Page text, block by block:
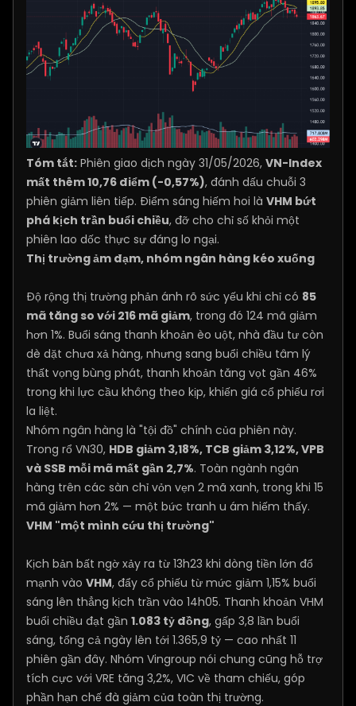
Tóm tắt: Phiên giao dịch ngày 31/05/2026, VN-Index
mất thêm 10,76 điểm (-0,57%), đánh dấu chuỗi 3
phiên giảm liên tiếp. Điểm sáng hiếm hoi là VHM bứt
phá kịch trần buổi chiều, đỡ cho chỉ số khỏi một
phiên lao dốc thực sự đáng lo ngại.
Thị trường ảm đạm, nhóm ngân hàng kéo xuống
Độ rộng thị trường phản ánh rõ sức yếu khi chỉ có 85
mã tăng so với 216 mã giảm, trong đó 124 mã giảm
hơn 1%. Buổi sáng thanh khoản èo uột, nhà đầu tư còn
dè dặt chưa xả hàng, nhưng sang buổi chiều tâm lý
thất vọng bùng phát, thanh khoản tăng vọt gần 46%
trong khi lực cầu không theo kịp, khiến giá cổ phiếu rơi
la liệt.
Nhóm ngân hàng là "tội đồ" chính của phiên này.
Trong rổ VN30, HDB giảm 3,18%, TCB giảm 3,12%, VPB
và SSB mỗi mã mất gần 2,7%. Toàn ngành ngân
hàng trên các sàn chỉ vỏn vẹn 2 mã xanh, trong khi 15
mã giảm hơn 2% — một bức tranh u ám hiếm thấy.
VHM "một mình cứu thị trường"
Kịch bản bất ngờ xảy ra từ 13h23 khi dòng tiền lớn đổ
mạnh vào VHM, đẩy cổ phiếu từ mức giảm 1,15% buổi
sáng lên thẳng kịch trần vào 14h05. Thanh khoản VHM
buổi chiều đạt gần 1.083 tỷ đồng, gấp 3,8 lần buổi
sáng, tổng cả ngày lên tới 1.365,9 tỷ — cao nhất 11
phiên gần đây. Nhóm Vingroup nói chung cũng hỗ trợ
tích cực với VRE tăng 3,2%, VIC về tham chiếu, góp
phần hạn chế đà giảm của toàn thị trường.